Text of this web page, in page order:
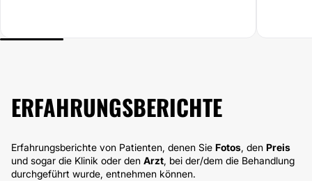
ERFAHRUNGSBERICHTE
Erfahrungsberichte von Patienten, denen Sie Fotos, den Preis
und sogar die Klinik oder den Arzt, bei der/dem die Behandlung
durchgeführt wurde, entnehmen können.